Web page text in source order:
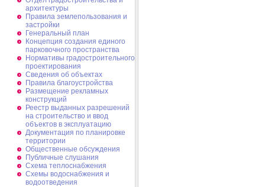
архитектуры
Правила землепользования и
застройки
Генеральный план
Концепция создания единого
парковочного пространства
Нормативы градостроительного
проектирования
Сведения об объектах
Правила благоустройства
Размещение рекламных
конструкций
Реестр выданных разрешений
на строительство и ввод
объектов в эксплуатацию
Документация по планировке
территории
Общественные обсуждения
Публичные слушания
Схема теплоснабжения
Схемы водоснабжения и
водоотведения